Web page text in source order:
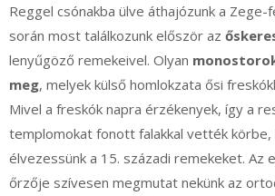
Reggel csónakba ülve áthajózunk a
során most találkozunk először az
lenyűgöző remekeivel. Olyan
meg, melyek külső homlokzata ősi
Mivel a freskók napra érzékenyek, így a
templomokat fonott falakkal vették körbe,
élvezessünk a 15. századi remekeket. Az
őrzője szívesen megmutat nekünk az